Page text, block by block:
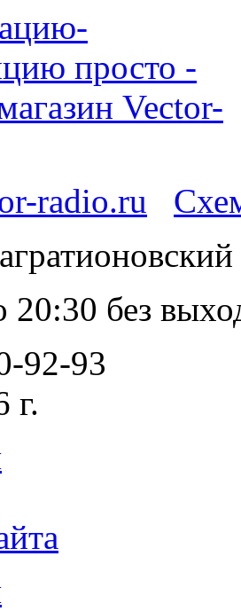
radio.ru
20:30 без
92-93
г.